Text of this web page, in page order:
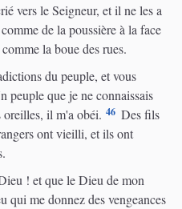
vers le Seigneur, et il ne les a
de la poussière à la face
la boue des rues.
du peuple, et vous
peuple que je ne connaissais
oreilles, il m'a obéi. 46 Des fils
ont vieilli, et ils ont
! et que le Dieu de mon
qui me donnez des vengeances